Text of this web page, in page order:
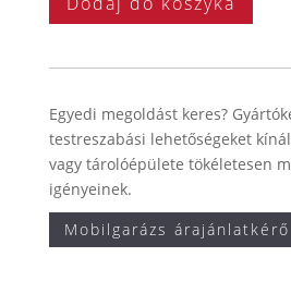
Egyedi megoldást keres?
testreszabási lehetőségeket
vagy tárolóépülete tökéletesen
igényeinek.
Mobilgarázs